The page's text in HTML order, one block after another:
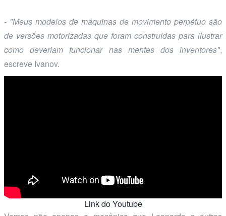
- "Meus modelos de máquinas de movimento perpétuo são
de versões motorizadas que foram construídas para ilustrar
como deveriam funcionar nas mentes dos inventores",
escreve Ivanov.
Link do Youtube